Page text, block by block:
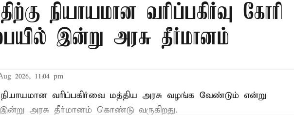
நியாயமான வரிப்பகிர்வு கோரி
இன்று அரசு தீர்மானம்
2026, 11:04 pm
நியாயமான வரிப்பகிர்வை மத்திய அரசு வழங்க வேண்டும் என்று
அரசு தீர்மானம் கொண்டு வருகிறது.